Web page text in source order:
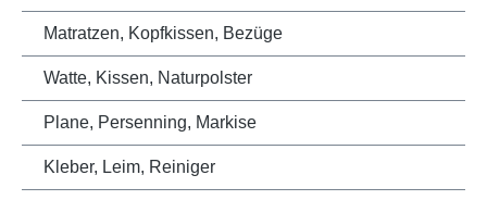
Matratzen, Kopfkissen, Bezüge
Watte, Kissen, Naturpolster
Plane, Persenning, Markise
Kleber, Leim, Reiniger